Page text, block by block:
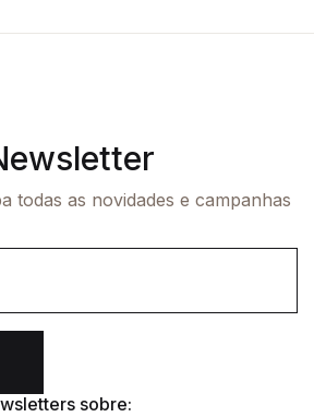
todas as novidades e campanhas
sobre: